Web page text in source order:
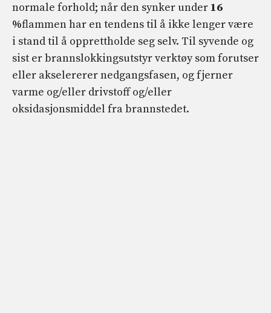
normale forhold; når den synker under 16
%flammen har en tendens til å ikke lenger være
i stand til å opprettholde seg selv. Til syvende og
sist er brannslokkingsutstyr verktøy som forutser
eller akselererer nedgangsfasen, og fjerner
varme og/eller drivstoff og/eller
oksidasjonsmiddel fra brannstedet.